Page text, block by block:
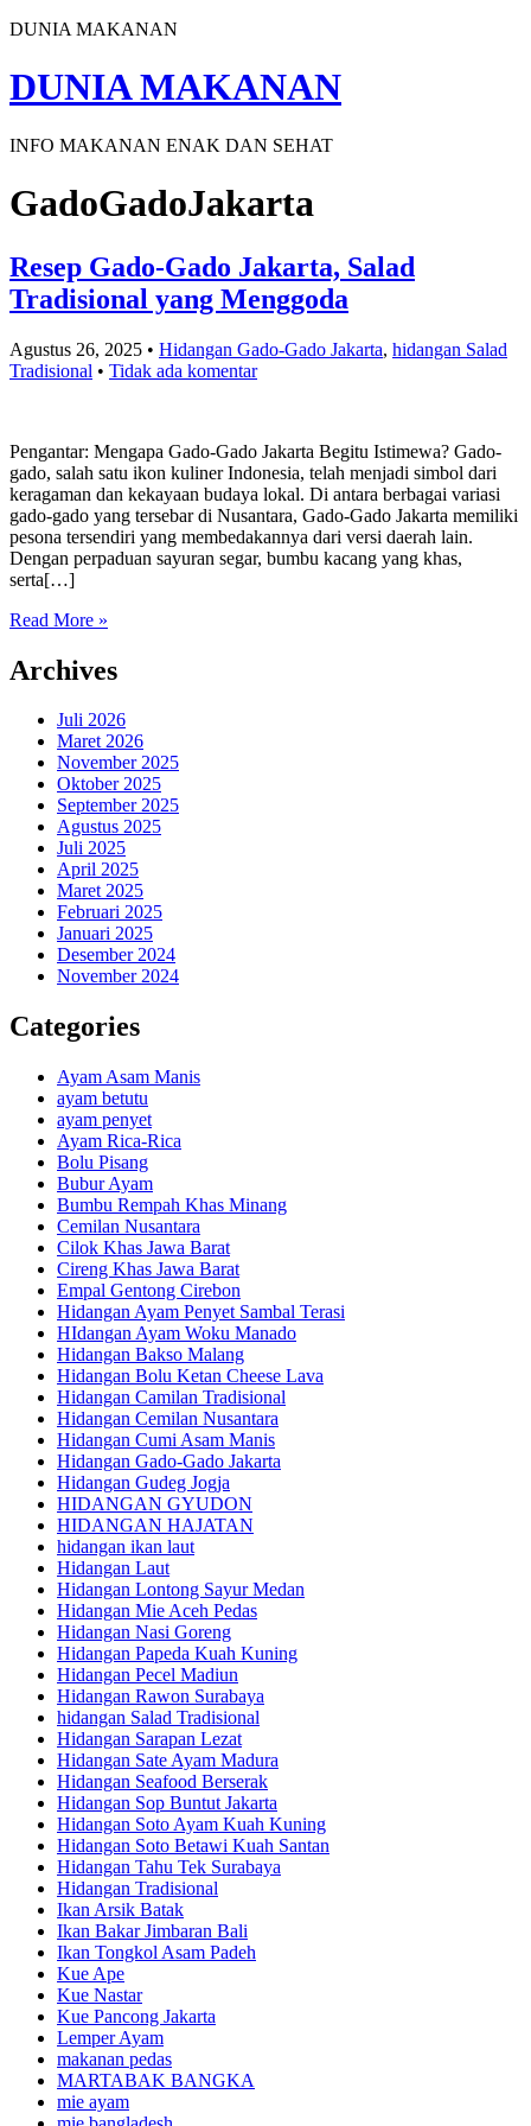
DUNIA MAKANAN
DUNIA MAKANAN
INFO MAKANAN ENAK DAN SEHAT
GadoGadoJakarta
Resep Gado-Gado Jakarta, Salad
Tradisional yang Menggoda
Agustus 26, 2025 • Hidangan Gado-Gado Jakarta, hidangan Salad
Tradisional • Tidak ada komentar
Pengantar: Mengapa Gado-Gado Jakarta Begitu Istimewa? Gado-
gado, salah satu ikon kuliner Indonesia, telah menjadi simbol dari
keragaman dan kekayaan budaya lokal. Di antara berbagai variasi
gado-gado yang tersebar di Nusantara, Gado-Gado Jakarta memiliki
pesona tersendiri yang membedakannya dari versi daerah lain.
Dengan perpaduan sayuran segar, bumbu kacang yang khas,
serta[…]
Read More »
Archives
Juli 2026
Maret 2026
November 2025
Oktober 2025
September 2025
Agustus 2025
Juli 2025
April 2025
Maret 2025
Februari 2025
Januari 2025
Desember 2024
November 2024
Categories
Ayam Asam Manis
ayam betutu
ayam penyet
Ayam Rica-Rica
Bolu Pisang
Bubur Ayam
Bumbu Rempah Khas Minang
Cemilan Nusantara
Cilok Khas Jawa Barat
Cireng Khas Jawa Barat
Empal Gentong Cirebon
Hidangan Ayam Penyet Sambal Terasi
HIdangan Ayam Woku Manado
Hidangan Bakso Malang
Hidangan Bolu Ketan Cheese Lava
Hidangan Camilan Tradisional
Hidangan Cemilan Nusantara
Hidangan Cumi Asam Manis
Hidangan Gado-Gado Jakarta
Hidangan Gudeg Jogja
HIDANGAN GYUDON
HIDANGAN HAJATAN
hidangan ikan laut
Hidangan Laut
Hidangan Lontong Sayur Medan
Hidangan Mie Aceh Pedas
Hidangan Nasi Goreng
Hidangan Papeda Kuah Kuning
Hidangan Pecel Madiun
Hidangan Rawon Surabaya
hidangan Salad Tradisional
Hidangan Sarapan Lezat
Hidangan Sate Ayam Madura
Hidangan Seafood Berserak
Hidangan Sop Buntut Jakarta
Hidangan Soto Ayam Kuah Kuning
Hidangan Soto Betawi Kuah Santan
Hidangan Tahu Tek Surabaya
Hidangan Tradisional
Ikan Arsik Batak
Ikan Bakar Jimbaran Bali
Ikan Tongkol Asam Padeh
Kue Ape
Kue Nastar
Kue Pancong Jakarta
Lemper Ayam
makanan pedas
MARTABAK BANGKA
mie ayam